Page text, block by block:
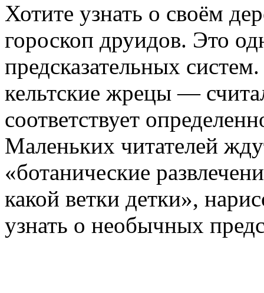
Хотите узнать о своём
гороскоп друидов. Это
предсказательных
кельтские жрецы —
соответствует
Маленьких читателей
«ботанические
какой ветки детки»,
узнать о необычных